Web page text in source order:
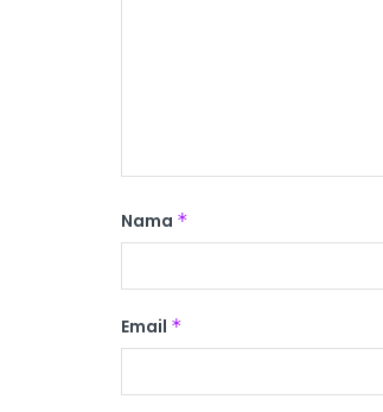
Nama *
Email *